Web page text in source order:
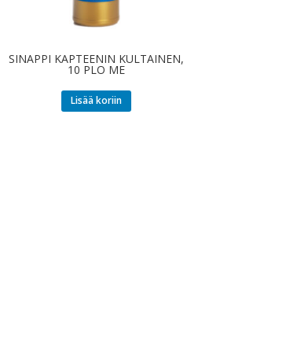
SINAPPI KAPTEENIN KULTAINEN,
10 PLO ME
Lisää koriin